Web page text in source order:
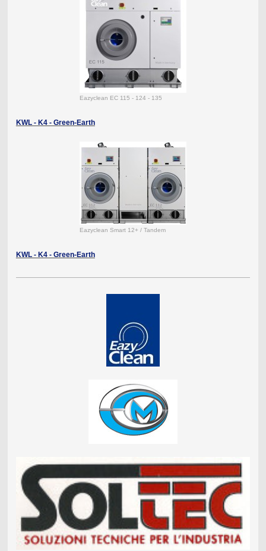
Eazyclean EC 115 - 124 - 135
KWL - K4 - Green-Earth
Eazyclean Smart 12+ / Tandem
KWL - K4 - Green-Earth